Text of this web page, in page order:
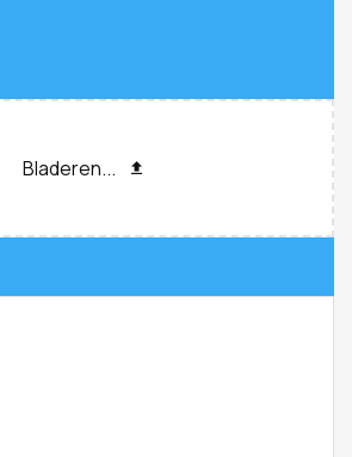
Bladeren...